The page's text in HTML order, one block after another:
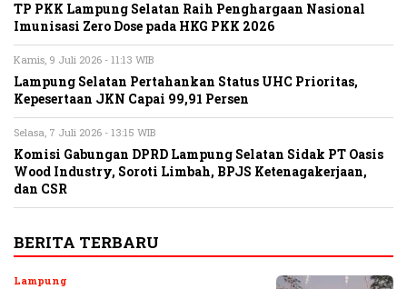
TP PKK Lampung Selatan Raih Penghargaan Nasional
Imunisasi Zero Dose pada HKG PKK 2026
Kamis, 9 Juli 2026 - 11:13 WIB
Lampung Selatan Pertahankan Status UHC Prioritas,
Kepesertaan JKN Capai 99,91 Persen
Selasa, 7 Juli 2026 - 13:15 WIB
Komisi Gabungan DPRD Lampung Selatan Sidak PT Oasis
Wood Industry, Soroti Limbah, BPJS Ketenagakerjaan,
dan CSR
BERITA TERBARU
Lampung